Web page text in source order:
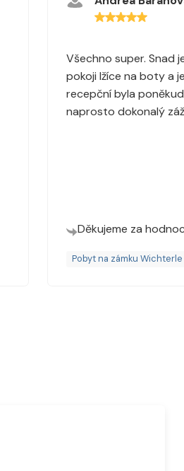
Všechno super. Snad
pokoji lžíce na boty a
recepční byla
naprosto dokonalý
Děkujeme za
Pobyt na zámku Wichterle